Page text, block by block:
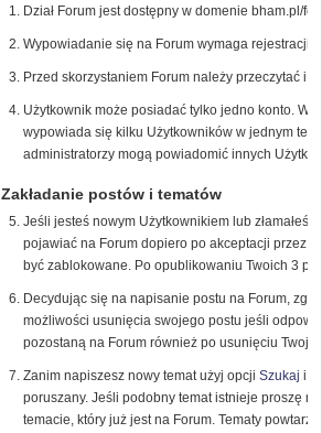
Dział Forum jest dostępny w domenie bham.pl/
Wypowiadanie się na Forum wymaga rejestracji
Przed skorzystaniem Forum należy przeczytać i
Użytkownik może posiadać tylko jedno konto. W
wypowiada się kilku Użytkowników w jednym
administratorzy mogą powiadomić innych
Zakładanie postów i tematów
Jeśli jesteś nowym Użytkownikiem lub
pojawiać na Forum dopiero po akceptacji przez
być zablokowane. Po opublikowaniu Twoich 3
Decydując się na napisanie postu na Forum,
możliwości usunięcia swojego postu jeśli
pozostaną na Forum również po usunięciu
Zanim napiszesz nowy temat użyj opcji Szukaj i
poruszany. Jeśli podobny temat istnieje proszę
temacie, który już jest na Forum. Tematy